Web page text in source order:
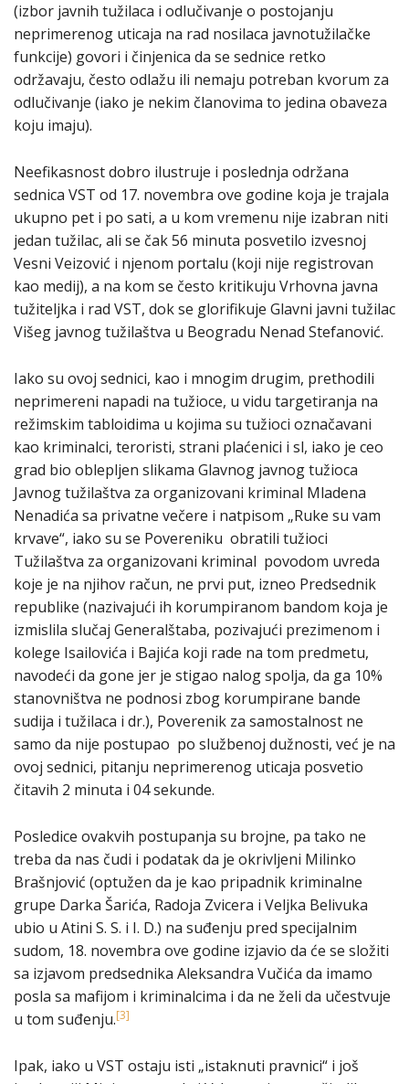
(izbor javnih tužilaca i odlučivanje o postojanju
neprimerenog uticaja na rad nosilaca javnotužilačke
funkcije) govori i činjenica da se sednice retko
održavaju, često odlažu ili nemaju potreban kvorum za
odlučivanje (iako je nekim članovima to jedina obaveza
koju imaju).
Neefikasnost dobro ilustruje i poslednja održana
sednica VST od 17. novembra ove godine koja je trajala
ukupno pet i po sati, a u kom vremenu nije izabran niti
jedan tužilac, ali se čak 56 minuta posvetilo izvesnoj
Vesni Veizović i njenom portalu (koji nije registrovan
kao medij), a na kom se često kritikuju Vrhovna javna
tužiteljka i rad VST, dok se glorifikuje Glavni javni tužilac
Višeg javnog tužilaštva u Beogradu Nenad Stefanović.
Iako su ovoj sednici, kao i mnogim drugim, prethodili
neprimereni napadi na tužioce, u vidu targetiranja na
režimskim tabloidima u kojima su tužioci označavani
kao kriminalci, teroristi, strani plaćenici i sl, iako je ceo
grad bio oblepljen slikama Glavnog javnog tužioca
Javnog tužilaštva za organizovani kriminal Mladena
Nenadića sa privatne večere i natpisom „Ruke su vam
krvave“, iako su se Povereniku obratili tužioci
Tužilaštva za organizovani kriminal povodom uvreda
koje je na njihov račun, ne prvi put, izneo Predsednik
republike (nazivajući ih korumpiranom bandom koja je
izmislila slučaj Generalštaba, pozivajući prezimenom i
kolege Isailovića i Bajića koji rade na tom predmetu,
navodeći da gone jer je stigao nalog spolja, da ga 10%
stanovništva ne podnosi zbog korumpirane bande
sudija i tužilaca i dr.), Poverenik za samostalnost ne
samo da nije postupao po službenoj dužnosti, već je na
ovoj sednici, pitanju neprimerenog uticaja posvetio
čitavih 2 minuta i 04 sekunde.
Posledice ovakvih postupanja su brojne, pa tako ne
treba da nas čudi i podatak da je okrivljeni Milinko
Brašnjović (optužen da je kao pripadnik kriminalne
grupe Darka Šarića, Radoja Zvicera i Veljka Belivuka
ubio u Atini S. S. i I. D.) na suđenju pred specijalnim
sudom, 18. novembra ove godine izjavio da će se složiti
sa izjavom predsednika Aleksandra Vučića da imamo
posla sa mafijom i kriminalcima i da ne želi da učestvuje
u tom suđenju.[3]
Ipak, iako u VST ostaju isti „istaknuti pravnici“ i još